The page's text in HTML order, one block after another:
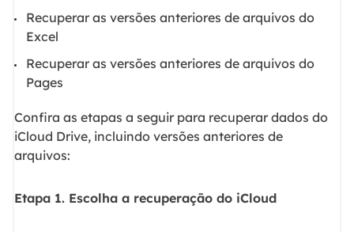
Recuperar as versões anteriores de arquivos do
Excel
Recuperar as versões anteriores de arquivos do
Pages
Confira as etapas a seguir para recuperar dados do
iCloud Drive, incluindo versões anteriores de
arquivos:
Etapa 1. Escolha a recuperação do iCloud